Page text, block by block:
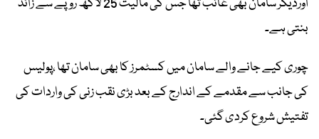
اوردیگر سامان بھی غائب تھا جس کی مالیت 25 لاکھ روپے سے زائد
بنتی ہے۔
چوری کیے جانے والے سامان میں کسٹمرز کا بھی سامان تھا ،پولیس
کی جانب سے مقدمے کے اندارج کے بعد بڑی نقب زنی کی واردات کی
تفتیش شروع کردی گئی۔